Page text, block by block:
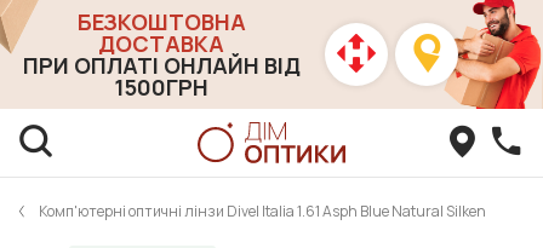
БЕЗКОШТОВНА
ДОСТАВКА
ПРИ ОПЛАТІ ОНЛАЙН ВІД
1500ГРН
Комп'ютерні оптичні лінзи Divel Italia 1.61 Asph Blue Natural Silken